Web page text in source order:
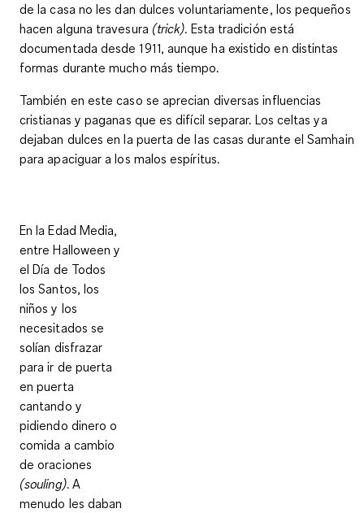
de la casa no les dan dulces voluntariamente, los pequeños
hacen alguna travesura (trick). Esta tradición está
documentada desde 1911, aunque ha existido en distintas
formas durante mucho más tiempo.
También en este caso se aprecian diversas influencias
cristianas y paganas que es difícil separar. Los celtas ya
dejaban dulces en la puerta de las casas durante el Samhain
para apaciguar a los malos espíritus.
En la Edad Media,
entre Halloween y
el Día de Todos
los Santos, los
niños y los
necesitados se
solían disfrazar
para ir de puerta
en puerta
cantando y
pidiendo dinero o
comida a cambio
de oraciones
(souling). A
menudo les daban